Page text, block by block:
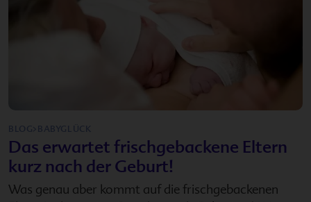
BLOG>BABYGLÜCK
Das erwartet frischgebackene Eltern
kurz nach der Geburt!
Was genau aber kommt auf die frischgebackenen